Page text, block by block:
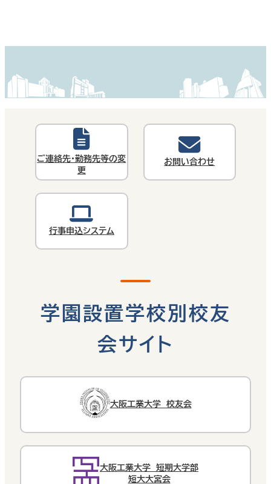
ご連絡先・勤務先等の変
更
お問い合わせ
行事申込システム
学園設置学校別校友
会サイト
大阪工業大学 校友会
大阪工業大学 短期大学部
短大大宮会